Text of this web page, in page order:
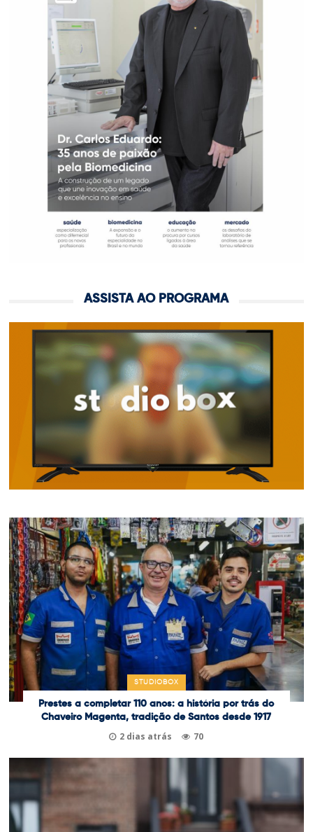
ASSISTA AO PROGRAMA
STUDIOBOX
Prestes a completar 110 anos: a história por trás do
Chaveiro Magenta, tradição de Santos desde 1917
2 dias atrás 70